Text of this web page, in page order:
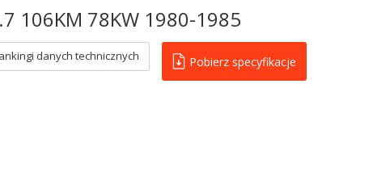
106KM 78KW 1980-1985
Pobierz specyfikacje
danych technicznych